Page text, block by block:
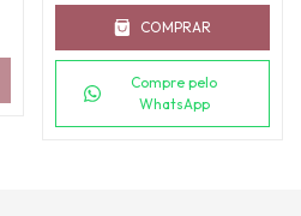
COMPRAR
Compre pelo
WhatsApp